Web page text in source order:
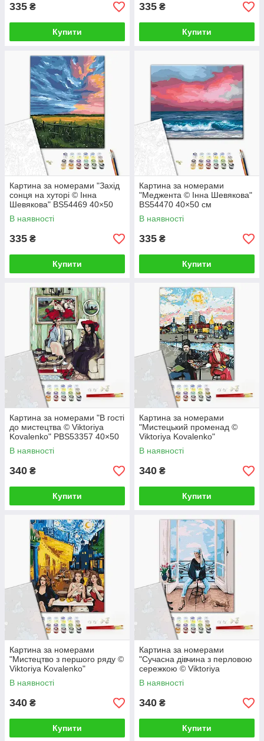
335 ₴
Купити
335 ₴
Купити
Картина за номерами "Захід
сонця на хуторі © Інна
Шевякова" BS54469 40×50
см
В наявності
335 ₴
Купити
Картина за номерами
"Меджента © Інна Шевякова"
BS54470 40×50 см
В наявності
335 ₴
Купити
Картина за номерами "В гості
до мистецтва © Viktoriya
Kovalenko" PBS53357 40×50
см
В наявності
340 ₴
Купити
Картина за номерами
"Мистецький променад ©
Viktoriya Kovalenko"
PBS53356 40×50 см
В наявності
340 ₴
Купити
Картина за номерами
"Мистецтво з першого ряду ©
Viktoriya Kovalenko"
PBS52763 40×50 см
В наявності
340 ₴
Купити
Картина за номерами
"Сучасна дівчина з перловою
сережкою © Viktoriya
Kovalenko" PBS52762 40×50
см
В наявності
340 ₴
Купити